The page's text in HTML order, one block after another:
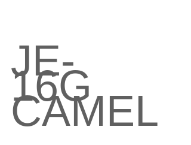
JE-
16G
CAMEL